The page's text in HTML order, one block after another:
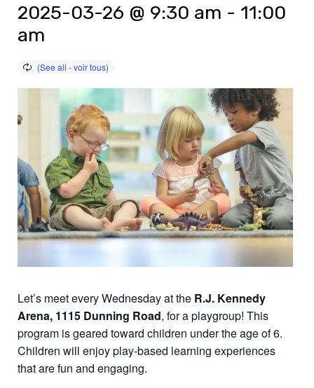
2025-03-26 @ 9:30 am - 11:00
am
Let’s meet every Wednesday at the R.J. Kennedy
Arena, 1115 Dunning Road, for a playgroup! This
program is geared toward children under the age of 6.
Children will enjoy play-based learning experiences
that are fun and engaging.